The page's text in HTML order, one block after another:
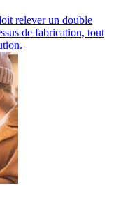
relever un double
de fabrication, tout